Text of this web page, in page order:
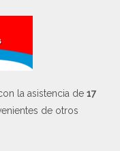
la asistencia de 17
de otros